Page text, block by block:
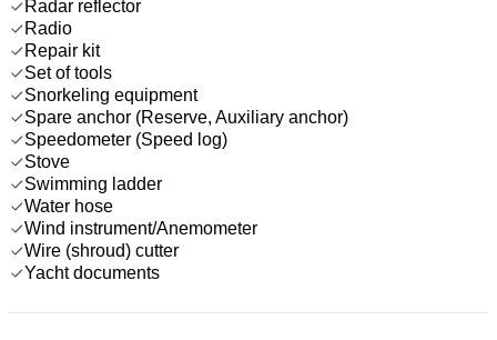
Radar reflector
Radio
Repair kit
Set of tools
Snorkeling equipment
Spare anchor (Reserve, Auxiliary anchor)
Speedometer (Speed log)
Stove
Swimming ladder
Water hose
Wind instrument/Anemometer
Wire (shroud) cutter
Yacht documents